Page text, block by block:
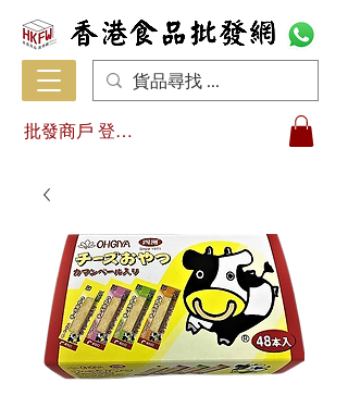
批發商戶 登入/註冊